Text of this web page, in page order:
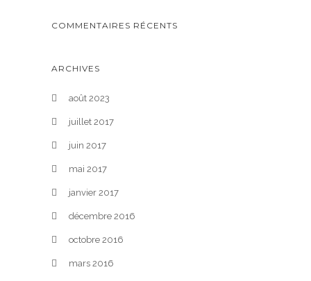
COMMENTAIRES RÉCENTS
ARCHIVES
août 2023
juillet 2017
juin 2017
mai 2017
janvier 2017
décembre 2016
octobre 2016
mars 2016